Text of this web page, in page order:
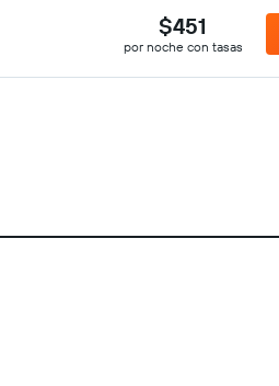
$451
por noche con tasas